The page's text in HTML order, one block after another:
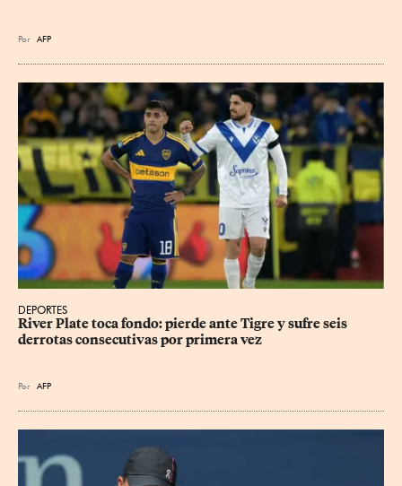
Por AFP
DEPORTES
River Plate toca fondo: pierde ante Tigre y sufre seis
derrotas consecutivas por primera vez
Por AFP